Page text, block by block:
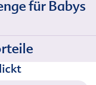
für Babys